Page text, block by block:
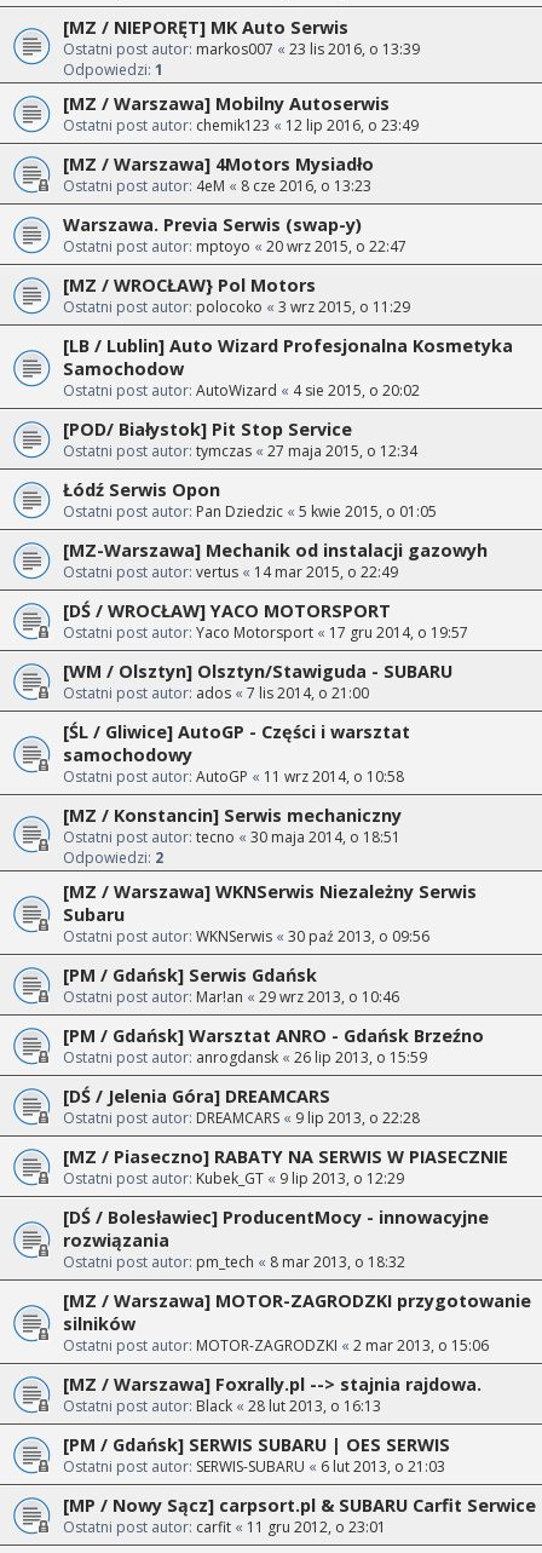
[MZ / NIEPORĘT] MK Auto Serwis
Ostatni post autor: markos007 « 23 lis 2016, o 13:39
Odpowiedzi: 1
[MZ / Warszawa] Mobilny Autoserwis
Ostatni post autor: chemik123 « 12 lip 2016, o 23:49
[MZ / Warszawa] 4Motors Mysiadło
Ostatni post autor: 4eM « 8 cze 2016, o 13:23
Warszawa. Previa Serwis (swap-y)
Ostatni post autor: mptoyo « 20 wrz 2015, o 22:47
[MZ / WROCŁAW} Pol Motors
Ostatni post autor: polocoko « 3 wrz 2015, o 11:29
[LB / Lublin] Auto Wizard Profesjonalna Kosmetyka
Samochodow
Ostatni post autor: AutoWizard « 4 sie 2015, o 20:02
[POD/ Białystok] Pit Stop Service
Ostatni post autor: tymczas « 27 maja 2015, o 12:34
Łódź Serwis Opon
Ostatni post autor: Pan Dziedzic « 5 kwie 2015, o 01:05
[MZ-Warszawa] Mechanik od instalacji gazowyh
Ostatni post autor: vertus « 14 mar 2015, o 22:49
[DŚ / WROCŁAW] YACO MOTORSPORT
Ostatni post autor: Yaco Motorsport « 17 gru 2014, o 19:57
[WM / Olsztyn] Olsztyn/Stawiguda - SUBARU
Ostatni post autor: ados « 7 lis 2014, o 21:00
[ŚL / Gliwice] AutoGP - Części i warsztat
samochodowy
Ostatni post autor: AutoGP « 11 wrz 2014, o 10:58
[MZ / Konstancin] Serwis mechaniczny
Ostatni post autor: tecno « 30 maja 2014, o 18:51
Odpowiedzi: 2
[MZ / Warszawa] WKNSerwis Niezależny Serwis
Subaru
Ostatni post autor: WKNSerwis « 30 paź 2013, o 09:56
[PM / Gdańsk] Serwis Gdańsk
Ostatni post autor: Mar!an « 29 wrz 2013, o 10:46
[PM / Gdańsk] Warsztat ANRO - Gdańsk Brzeźno
Ostatni post autor: anrogdansk « 26 lip 2013, o 15:59
[DŚ / Jelenia Góra] DREAMCARS
Ostatni post autor: DREAMCARS « 9 lip 2013, o 22:28
[MZ / Piaseczno] RABATY NA SERWIS W PIASECZNIE
Ostatni post autor: Kubek_GT « 9 lip 2013, o 12:29
[DŚ / Bolesławiec] ProducentMocy - innowacyjne
rozwiązania
Ostatni post autor: pm_tech « 8 mar 2013, o 18:32
[MZ / Warszawa] MOTOR-ZAGRODZKI przygotowanie
silników
Ostatni post autor: MOTOR-ZAGRODZKI « 2 mar 2013, o 15:06
[MZ / Warszawa] Foxrally.pl --> stajnia rajdowa.
Ostatni post autor: Black « 28 lut 2013, o 16:13
[PM / Gdańsk] SERWIS SUBARU | OES SERWIS
Ostatni post autor: SERWIS-SUBARU « 6 lut 2013, o 21:03
[MP / Nowy Sącz] carpsort.pl & SUBARU Carfit Serwice
Ostatni post autor: carfit « 11 gru 2012, o 23:01